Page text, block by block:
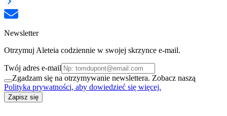
Newsletter
Otrzymuj Aleteia codziennie w swojej skrzynce e-mail.
Twój adres e-mail
Zgadzam się na otrzymywanie newslettera. Zobacz naszą
Polityka prywatności, aby dowiedzieć się więcej.
Zapisz się